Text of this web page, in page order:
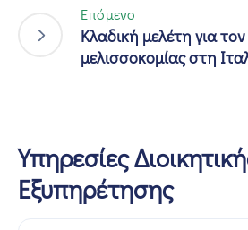
Επόμενο
Κλαδική μελέτη για
μελισσοκομίας στη
Υπηρεσίες
Εξυπηρέτησης